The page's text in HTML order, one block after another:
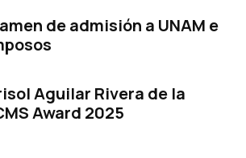
de admisión a UNAM e
Aguilar Rivera de la
Award 2025